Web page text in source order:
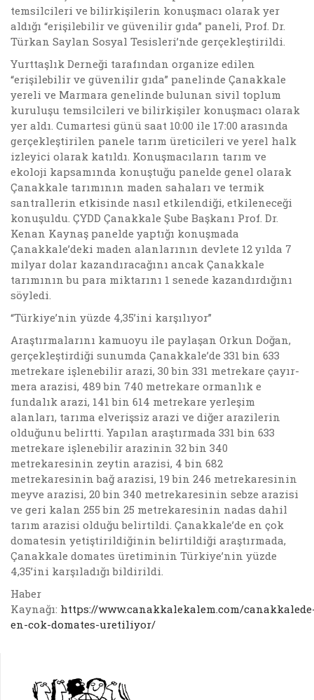
temsilcileri ve bilirkişilerin konuşmacı olarak yer
aldığı “erişilebilir ve güvenilir gıda” paneli, Prof. Dr.
Türkan Saylan Sosyal Tesisleri’nde gerçekleştirildi.
Yurttaşlık Derneği tarafından organize edilen
“erişilebilir ve güvenilir gıda” panelinde Çanakkale
yereli ve Marmara genelinde bulunan sivil toplum
kuruluşu temsilcileri ve bilirkişiler konuşmacı olarak
yer aldı. Cumartesi günü saat 10:00 ile 17:00 arasında
gerçekleştirilen panele tarım üreticileri ve yerel halk
izleyici olarak katıldı. Konuşmacıların tarım ve
ekoloji kapsamında konuştuğu panelde genel olarak
Çanakkale tarımının maden sahaları ve termik
santrallerin etkisinde nasıl etkilendiği, etkileneceği
konuşuldu. ÇYDD Çanakkale Şube Başkanı Prof. Dr.
Kenan Kaynaş panelde yaptığı konuşmada
Çanakkale’deki maden alanlarının devlete 12 yılda 7
milyar dolar kazandıracağını ancak Çanakkale
tarımının bu para miktarını 1 senede kazandırdığını
söyledi.
“Türkiye’nin yüzde 4,35’ini karşılıyor”
Araştırmalarını kamuoyu ile paylaşan Orkun Doğan,
gerçekleştirdiği sunumda Çanakkale’de 331 bin 633
metrekare işlenebilir arazi, 30 bin 331 metrekare çayır-
mera arazisi, 489 bin 740 metrekare ormanlık e
fundalık arazi, 141 bin 614 metrekare yerleşim
alanları, tarıma elverişsiz arazi ve diğer arazilerin
olduğunu belirtti. Yapılan araştırmada 331 bin 633
metrekare işlenebilir arazinin 32 bin 340
metrekaresinin zeytin arazisi, 4 bin 682
metrekaresinin bağ arazisi, 19 bin 246 metrekaresinin
meyve arazisi, 20 bin 340 metrekaresinin sebze arazisi
ve geri kalan 255 bin 25 metrekaresinin nadas dahil
tarım arazisi olduğu belirtildi. Çanakkale’de en çok
domatesin yetiştirildiğinin belirtildiği araştırmada,
Çanakkale domates üretiminin Türkiye’nin yüzde
4,35’ini karşıladığı bildirildi.
Haber
Kaynağı: https://www.canakkalekalem.com/
en-cok-domates-uretiliyor/